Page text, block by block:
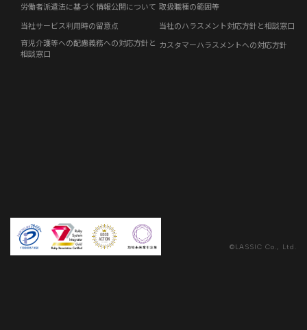
社員の声
事例紹介
労働者派遣法に基づく情報公開について 取扱職種の範囲等
当社サービス利用時の留意点
当社のハラスメント対応方針と相談窓口
育児介護等への配慮義務への対応方針と
相談窓口
カスタマーハラスメントへの対応方針
©LASSIC Co., Ltd.